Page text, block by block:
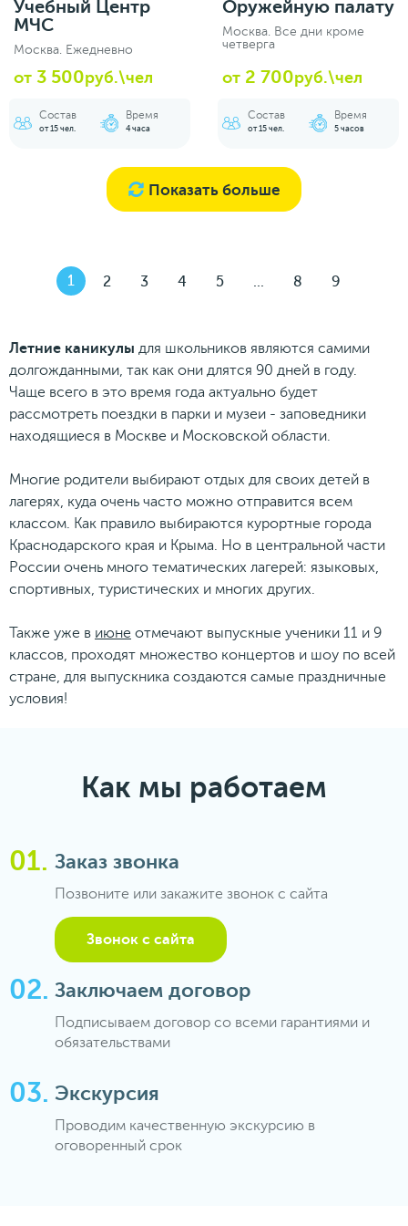
Учебный Центр
МЧС
Москва. Ежедневно
от 3 500руб.\чел
Состав
от 15 чел.
Время
4 часа
Оружейную палату
Москва. Все дни кроме
четверга
от 2 700руб.\чел
Состав
от 15 чел.
Время
5 часов
Показать больше
1 2 3 4 5 ... 8 9
Летние каникулы для школьников являются самими
долгожданными, так как они длятся 90 дней в году.
Чаще всего в это время года актуально будет
рассмотреть поездки в парки и музеи - заповедники
находящиеся в Москве и Московской области.
Многие родители выбирают отдых для своих детей в
лагерях, куда очень часто можно отправится всем
классом. Как правило выбираются курортные города
Краснодарского края и Крыма. Но в центральной части
России очень много тематических лагерей: языковых,
спортивных, туристических и многих других.
Также уже в июне отмечают выпускные ученики 11 и 9
классов, проходят множество концертов и шоу по всей
стране, для выпускника создаются самые праздничные
условия!
Как мы работаем
Заказ звонка
Позвоните или закажите звонок с сайта
Звонок с сайта
Заключаем договор
Подписываем договор со всеми гарантиями и
обязательствами
Экскурсия
Проводим качественную экскурсию в
оговоренный срок